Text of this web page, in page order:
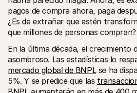
Portal para desarrolladores
Descubre recursos para
Biblioteca
Integra Mollie con bibliotecas listas para
Únete a nuestra comunidad de
Sobre Mollie
Precios
Consultar nuestros precios
Sobre nosotros
pagos de compra ahora, paga
¿Es de extrañar que estén
que millones de personas compran?
En la última década, el crecimiento
asombroso. Las estadísticas lo
mercado global de BNPL se ha
5%. Y se predice que las